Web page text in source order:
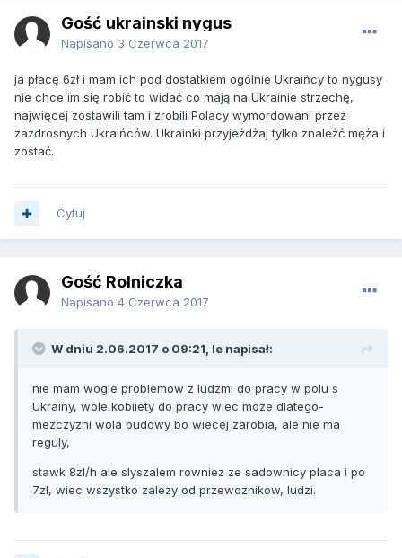
Gość ukrainski nygus
Napisano 3 Czerwca 2017
ja płacę 6zł i mam ich pod dostatkiem ogólnie Ukraińcy to nygusy
nie chce im się robić to widać co mają na Ukrainie strzechę,
najwięcej zostawili tam i zrobili Polacy wymordowani przez
zazdrosnych Ukraińców. Ukrainki przyjeżdżaj tylko znaleźć męża i
zostać.
Cytuj
Gość Rolniczka
Napisano 4 Czerwca 2017
W dniu 2.06.2017 o 09:21, le napisał:
nie mam wogle problemow z ludzmi do pracy w polu s
Ukrainy, wole kobiiety do pracy wiec moze dlatego-
mezczyzni wola budowy bo wiecej zarobia, ale nie ma
reguly,
stawk 8zl/h ale slyszalem rowniez ze sadownicy placa i po
7zl, wiec wszystko zalezy od przewoznikow, ludzi.